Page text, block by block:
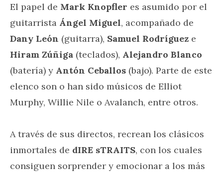
El papel de Mark Knopfler es asumido por el
guitarrista Ángel Miguel, acompañado de
Dany León (guitarra), Samuel Rodríguez e
Hiram Zúñiga (teclados), Alejandro Blanco
(batería) y Antón Ceballos (bajo). Parte de este
elenco son o han sido músicos de Elliot
Murphy, Willie Nile o Avalanch, entre otros.
A través de sus directos, recrean los clásicos
inmortales de dIRE sTRAITS, con los cuales
consiguen sorprender y emocionar a los más